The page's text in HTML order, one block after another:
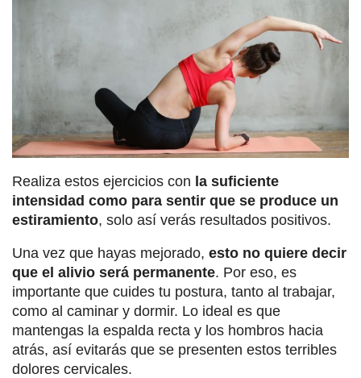
Realiza estos ejercicios con la suficiente
intensidad como para sentir que se produce un
estiramiento, solo así verás resultados positivos.
Una vez que hayas mejorado, esto no quiere decir
que el alivio será permanente. Por eso, es
importante que cuides tu postura, tanto al trabajar,
como al caminar y dormir. Lo ideal es que
mantengas la espalda recta y los hombros hacia
atrás, así evitarás que se presenten estos terribles
dolores cervicales.